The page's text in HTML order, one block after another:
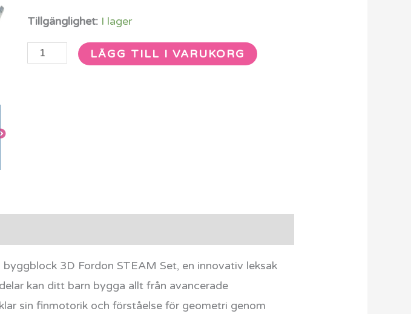
Tillgänglighet: I lager
LÄGG TILL I VARUKORG
3D Fordon STEAM Set, en innovativ leksak
kan ditt barn bygga allt från avancerade
sin finmotorik och förståelse för geometri genom